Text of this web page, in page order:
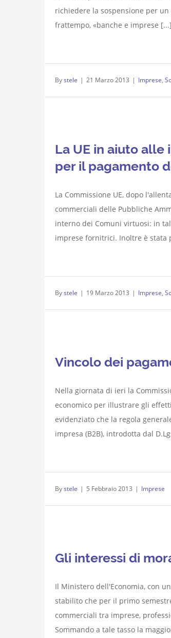
richiedere la sospensione per
frattempo, «banche e imprese [...]
Bystele | 21 Marzo 2013 | Imprese,
La UE in aiuto alle
per il pagamento
La Commissione UE, dopo
commerciali delle Pubbliche
interno dei Comuni virtuosi: in
imprese fornitrici. Inoltre è stata
Bystele | 19 Marzo 2013 | Imprese,
Vincolo dei
Nella giornata di ieri la
economico per illustrare gli
evidenziato che la regola
impresa (B2B), introdotta dal
Bystele | 5 Febbraio 2013 | Imprese
Gli interessi di
Il Ministero dell'Economia, con
stabilito che per il primo
commerciali tra imprese,
Sommando a tale tasso la